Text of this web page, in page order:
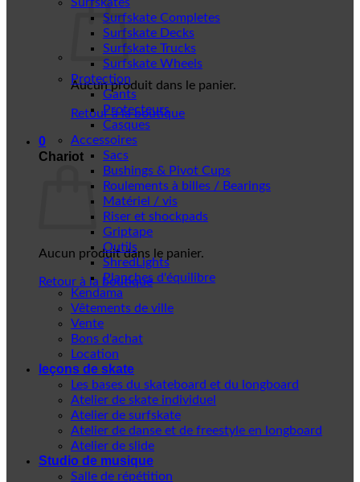
Aucun produit dans le panier.
Retour à la boutique
0
Chariot
Aucun produit dans le panier.
Retour à la boutique
Surfskate Completes
Surfskate Decks
Surfskate Trucks
Surfskate Wheels
Protection
Gants
Protecteurs
Casques
Accessoires
Sacs
Bushings & Pivot Cups
Roulements à billes / Bearings
Matériel / vis
Riser et shockpads
Griptape
Outils
ShredLights
Planches d'équilibre
Kendama
Vêtements de ville
Vente
Bons d'achat
Location
leçons de skate
Les bases du skateboard et du longboard
Atelier de skate individuel
Atelier de surfskate
Atelier de danse et de freestyle en longboard
Atelier de slide
Studio de musique
Salle de répétition